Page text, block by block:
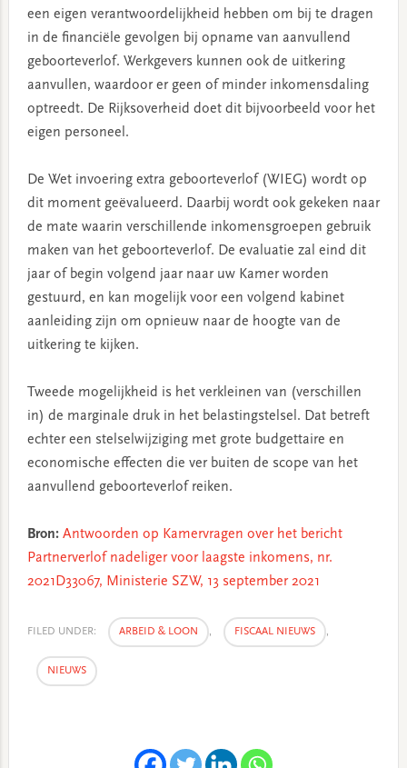
een eigen verantwoordelijkheid hebben om bij te dragen
in de financiële gevolgen bij opname van aanvullend
geboorteverlof. Werkgevers kunnen ook de uitkering
aanvullen, waardoor er geen of minder inkomensdaling
optreedt. De Rijksoverheid doet dit bijvoorbeeld voor het
eigen personeel.
De Wet invoering extra geboorteverlof (WIEG) wordt op
dit moment geëvalueerd. Daarbij wordt ook gekeken naar
de mate waarin verschillende inkomensgroepen gebruik
maken van het geboorteverlof. De evaluatie zal eind dit
jaar of begin volgend jaar naar uw Kamer worden
gestuurd, en kan mogelijk voor een volgend kabinet
aanleiding zijn om opnieuw naar de hoogte van de
uitkering te kijken.
Tweede mogelijkheid is het verkleinen van (verschillen
in) de marginale druk in het belastingstelsel. Dat betreft
echter een stelselwijziging met grote budgettaire en
economische effecten die ver buiten de scope van het
aanvullend geboorteverlof reiken.
Bron: Antwoorden op Kamervragen over het bericht
Partnerverlof nadeliger voor laagste inkomens, nr.
2021D33067, Ministerie SZW, 13 september 2021
FILED UNDER: ARBEID & LOON , FISCAAL NIEUWS ,
NIEUWS